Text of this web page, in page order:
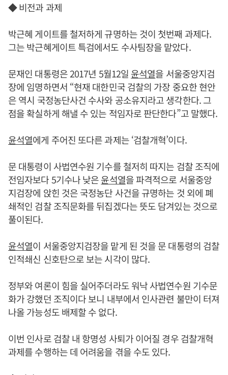
◆ 비전과 과제
박근혜 게이트를 철저하게 규명하는 것이 첫번째 과제다.
그는 박근혜게이트 특검에서도 수사팀장을 맡았다.
문재인 대통령은 2017년 5월12일 윤석열을 서울중앙지검
장에 임명하면서 “현재 대한민국 검찰의 가장 중요한 현안
은 역시 국정농단사건 수사와 공소유지라고 생각한다. 그
점을 확실하게 해낼 수 있는 적임자로 판단한다”고 말했다.
윤석열에게 주어진 또다른 과제는 ‘검찰개혁’이다.
문 대통령이 사법연수원 기수를 철저히 따지는 검찰 조직에
전임자보다 5기수나 낮은윤석열을 파격적으로 서울중앙
지검장에 앉힌 것은 국정농단 사건을 규명하는 것 외에 폐
쇄적인 검찰 조직문화를 뒤집겠다는 뜻도 담겨있는 것으로
풀이된다.
윤석열이 서울중앙지검장을 맡게 된 것을 문 대통령의 검찰
인적쇄신 신호탄으로 보는 시각이 많다.
정부와 여론이 힘을 실어주더라도 워낙 사법연수원 기수문
화가 강했던 조직이다 보니 내부에서 인사관련 불만이 터져
나올 가능성도 배제할 수 없다.
이번 인사로 검찰 내 항명성 사퇴가 이어질 경우 검찰개혁
과제를 수행하는 데 어려움을 겪을 수도 있다.